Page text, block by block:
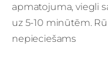
apmatojuma, viegli
uz 5-10 minūtēm.
nepieciešams